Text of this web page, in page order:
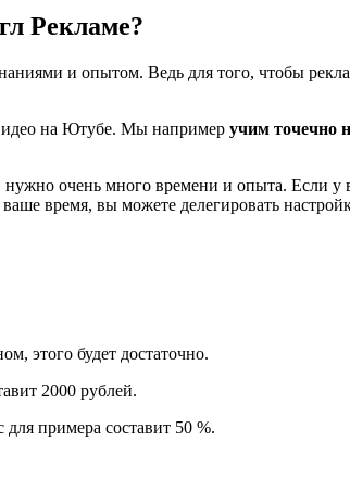
Рекламе?
и опытом. Ведь для того, чтобы
видео на Ютубе. Мы например учим точечно
очень много времени и опыта. Если у
время, вы можете делегировать
этого будет достаточно.
2000 рублей.
примера составит 50 %.